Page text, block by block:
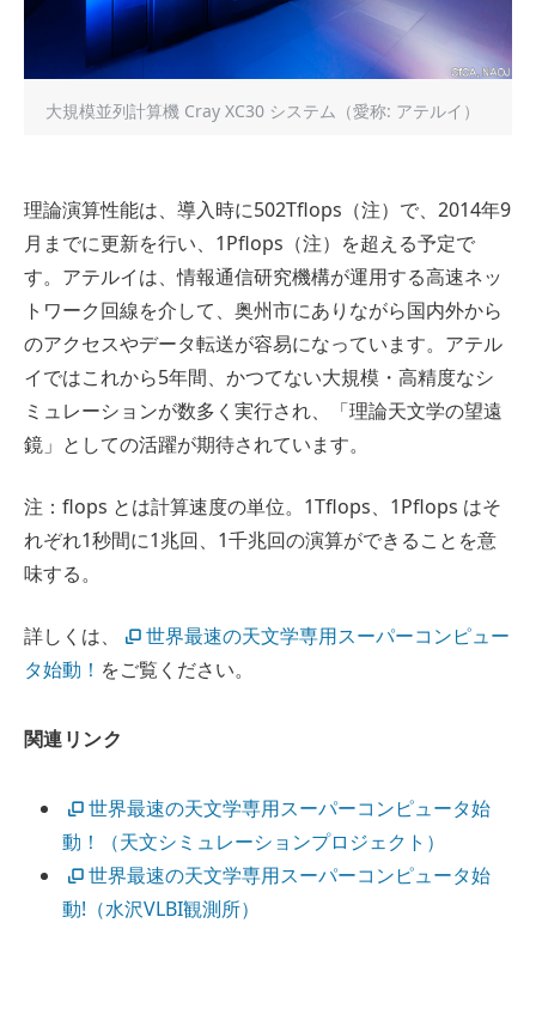
大規模並列計算機 Cray XC30 システム（愛称: アテルイ）
理論演算性能は、導入時に502Tflops（注）で、2014年9
月までに更新を行い、1Pflops（注）を超える予定で
す。アテルイは、情報通信研究機構が運用する高速ネッ
トワーク回線を介して、奥州市にありながら国内外から
のアクセスやデータ転送が容易になっています。アテル
イではこれから5年間、かつてない大規模・高精度なシ
ミュレーションが数多く実行され、「理論天文学の望遠
鏡」としての活躍が期待されています。
注：flops とは計算速度の単位。1Tflops、1Pflops はそ
れぞれ1秒間に1兆回、1千兆回の演算ができることを意
味する。
詳しくは、
世界最速の天文学専用スーパーコンピュー
タ始動！ をご覧ください。
関連リンク
世界最速の天文学専用スーパーコンピュータ始
動！（天文シミュレーションプロジェクト）
世界最速の天文学専用スーパーコンピュータ始
動!（水沢VLBI観測所）